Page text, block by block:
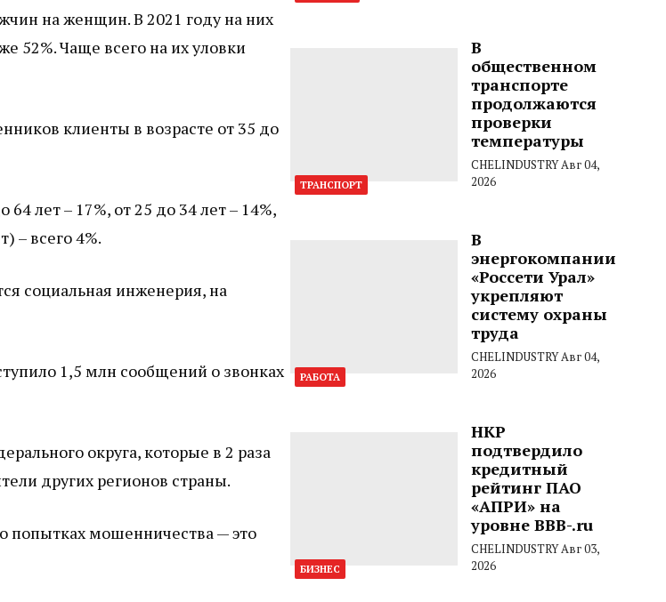
на женщин. В 2021 году на них
52%. Чаще всего на их уловки
клиенты в возрасте от 35 до
лет – 17%, от 25 до 34 лет – 14%,
– всего 4%.
социальная инженерия, на
1,5 млн сообщений о звонках
округа, которые в 2 раза
других регионов страны.
попытках мошенничества — это
ТРАНСПОРТ
В
общественном
транспорте
продолжаются
проверки
температуры
CHELINDUSTRYАвг 04,
2026
РАБОТА
В
энергокомпании
«Россети Урал»
укрепляют
систему охраны
труда
CHELINDUSTRYАвг 04,
2026
БИЗНЕС
НКР
подтвердило
кредитный
рейтинг ПАО
«АПРИ» на
уровне BBB-.ru
CHELINDUSTRYАвг 03,
2026